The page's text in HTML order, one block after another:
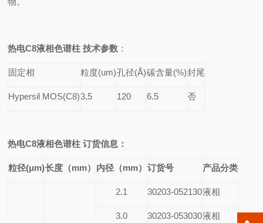
热电C8液相色谱柱 技术参数 ：
固定相 粒度(um)孔径(Å)碳含量(%)封尾
Hypersil MOS(C8)3,5 120 6.5 否
热电C8液相色谱柱 订货信息：
粒径(μm)长度（mm） 内径（mm） 订货号 产品分类
2.1 30203-052130液相
3.0 30203-053030液相